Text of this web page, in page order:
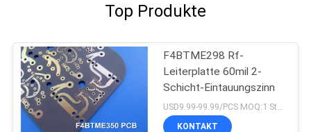
Top Produkte
F4BTME298 Rf-
Leiterplatte 60mil 2-
Schicht-Eintauungszinn
KONTAKT